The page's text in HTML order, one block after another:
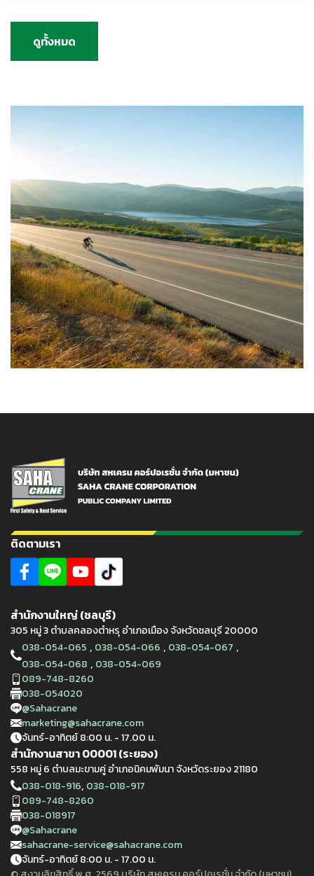
ดูทั้งหมด
ติดตามเรา
สำนักงานใหญ่ (ชลบุรี)
305 หมู่ 3 ตำบลคลองตำหรุ อำเภอเมือง จังหวัดชลบุรี 20000
038-054-065 , 038-054-066 , 038-054-067 ,
038-054-068 , 038-054-069
089-748-8260
038-054020
@Sahacrane
marketing@sahacrane.com
จันทร์-อาทิตย์ 8:00 น. - 17.00 น.
สำนักงานสาขา 00001 (ระยอง)
558 หมู่ 6 ตำบลมะขามคู่ อำเภอนิคมพัมนา จังหวัดระยอง 21180
038-018-916, 038-018-917
089-748-8260
038-018917
@Sahacrane
sahacrane-service@sahacrane.com
จันทร์-อาทิตย์ 8:00 น. - 17.00 น.